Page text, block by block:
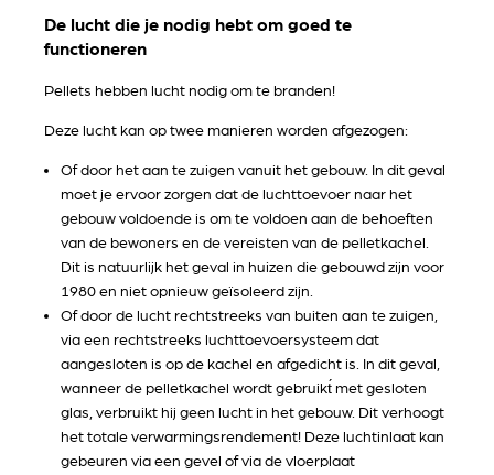
De lucht die je nodig hebt om goed te
functioneren
Pellets hebben lucht nodig om te branden!
Deze lucht kan op twee manieren worden afgezogen:
Of door het aan te zuigen vanuit het gebouw. In dit geval
moet je ervoor zorgen dat de luchttoevoer naar het
gebouw voldoende is om te voldoen aan de behoeften
van de bewoners en de vereisten van de pelletkachel.
Dit is natuurlijk het geval in huizen die gebouwd zijn voor
1980 en niet opnieuw geïsoleerd zijn.
Of door de lucht rechtstreeks van buiten aan te zuigen,
via een rechtstreeks luchttoevoersysteem dat
aangesloten is op de kachel en afgedicht is. In dit geval,
wanneer de pelletkachel wordt gebruikt́ met gesloten
glas, verbruikt hij geen lucht in het gebouw. Dit verhoogt
het totale verwarmingsrendement! Deze luchtinlaat kan
gebeuren via een gevel of via de vloerplaat